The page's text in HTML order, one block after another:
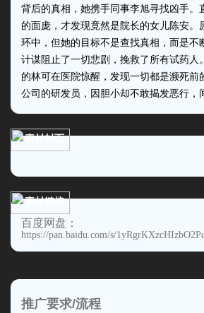
背后的真相，她携手同事李旭寻找凶手。
的面庞，才发现竟然是院长的女儿陈安。
环中，但她的目标不是查找真相，而是不
计谋阻止了一切悲剧，挽救了所有试药人
的林可在医院惊醒，发现一切都是濒死前
公司的研发员，因胆小却不敢揭发恶行
素材封面
素材链接
百度网盘：
https://pan.baidu.com/s/
推广要求/流程